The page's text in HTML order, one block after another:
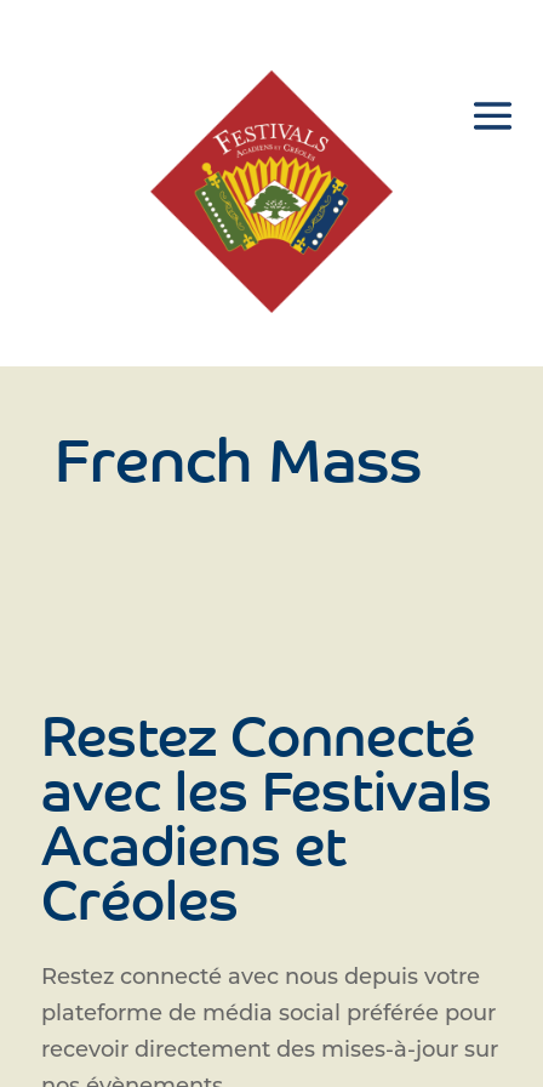
French Mass
Restez Connecté
avec les Festivals
Acadiens et
Créoles
Restez connecté avec nous depuis votre
plateforme de média social préférée pour
recevoir directement des mises-à-jour sur